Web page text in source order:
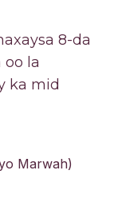
8-da
oo la
ka mid
Marwah)